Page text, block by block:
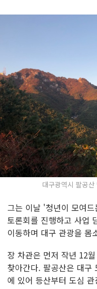
대구광역시 팔공
그는 이날 '청년이 모여
토론회를 진행하고 사업
이동하며 대구 관광을 몸
장 차관은 먼저 작년 12
찾아간다. 팔공산은 대구
에 있어 등산부터 도심